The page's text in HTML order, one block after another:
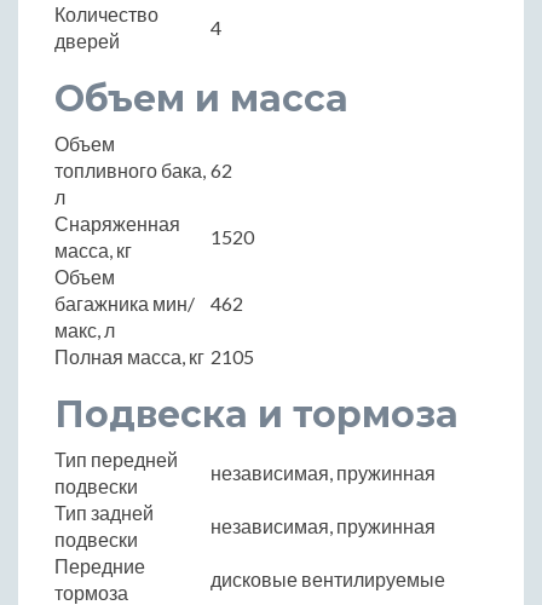
Количество
дверей
4
Объем и масса
Объем
топливного бака,
л
62
Снаряженная
масса, кг
1520
Объем
багажника мин/
макс, л
462
Полная масса, кг 2105
Подвеска и тормоза
Тип передней
подвески
независимая, пружинная
Тип задней
подвески
независимая, пружинная
Передние
тормоза
дисковые вентилируемые